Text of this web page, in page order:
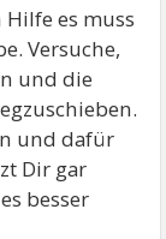
es muss
Versuche,
und die
und dafür
Dir gar
besser